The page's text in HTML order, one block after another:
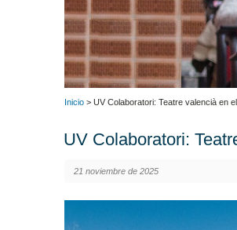
Inicio > UV Colaboratori: Teatre valencià en
UV Colaboratori:
21 noviembre de 2025